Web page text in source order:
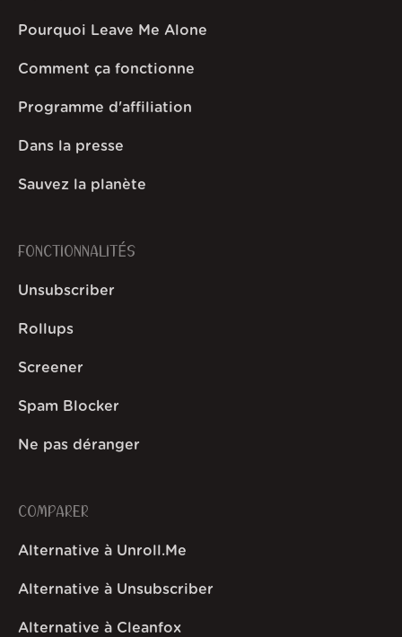
Pourquoi Leave Me Alone
Comment ça fonctionne
Programme d'affiliation
Dans la presse
Sauvez la planète
FONCTIONNALITÉS
Unsubscriber
Rollups
Screener
Spam Blocker
Ne pas déranger
COMPARER
Alternative à Unroll.Me
Alternative à Unsubscriber
Alternative à Cleanfox